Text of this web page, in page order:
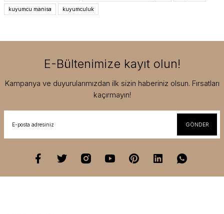
kuyumcu manisa kuyumculuk
E-Bültenimize kayıt olun!
Kampanya ve duyurularımızdan ilk sizin haberiniz olsun. Fırsatları
kaçırmayın!
GÖNDER